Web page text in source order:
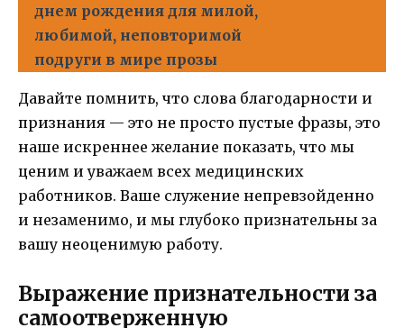
днем рождения для милой,
любимой, неповторимой
подруги в мире прозы
Давайте помнить, что слова благодарности и
признания — это не просто пустые фразы, это
наше искреннее желание показать, что мы
ценим и уважаем всех медицинских
работников. Ваше служение непревзойденно
и незаменимо, и мы глубоко признательны за
вашу неоценимую работу.
Выражение признательности за
самоотверженную